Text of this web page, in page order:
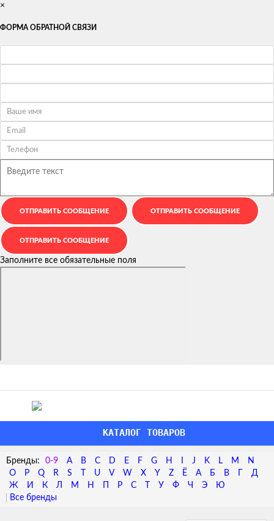
×
ФОРМА ОБРАТНОЙ СВЯЗИ
Заполните все обязательные поля
КАТАЛОГ ТОВАРОВ
0-9 A B C D E F G H J K L M
N
O
P Q R S U V W X Y Z Ё А Б В
Д
Ж
И К Л М Н Р С У Ф Ч Э Ю